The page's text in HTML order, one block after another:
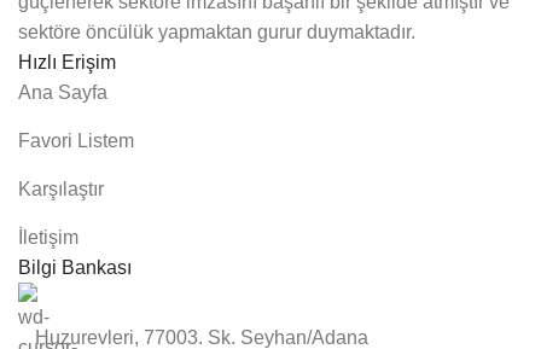
sektöre öncülük yapmaktan gurur duymaktadır.
Hızlı Erişim
Ana Sayfa
Favori Listem
Karşılaştır
İletişim
Bilgi Bankası
Huzurevleri, 77003. Sk. Seyhan/Adana